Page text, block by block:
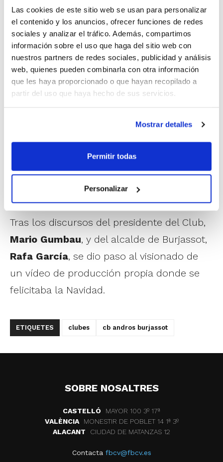
Las cookies de este sitio web se usan para personalizar
el contenido y los anuncios, ofrecer funciones de redes
sociales y analizar el tráfico. Además, compartimos
información sobre el uso que haga del sitio web con
nuestros partners de redes sociales, publicidad y análisis
web, quienes pueden combinarla con otra información
que les haya proporcionado o que hayan recopilado a
partir del uso que haya hecho de sus servicios.
Mostrar detalles
Permitir todas
Personalizar
El plato fuerte llegaba con la entrada de
todos los equipos del club: Alevín, Infantil
Amarillo, Infantil Femenino, Infantil Morado,
Cadete, Junior, Senior Zonal, y los dos
grandes de la entidad: Senior Femenino
(que hasta el momento está invicto) y
al equipo de padres y madres, ya que
también estos son amantes de practicar
este deporte. Por último, la aparición de
nuestros compañeros del equipo de
integración Aderes.
Tras los discursos del presidente del Club,
Mario Gumbau, y del alcalde de Burjassot,
Rafa García, se dio paso al visionado de
un vídeo de producción propia donde se
felicitaba la Navidad.
ETIQUETES clubes cb andros burjassot
SOBRE NOSALTRES
CASTELLÓ
MAYOR 100 3º 17ª
VALÈNCIA
MONESTIR DE POBLET 14 1ª 3º
ALACANT
CIUDAD DE MATANZAS 12
Contacta fbcv@fbcv.es